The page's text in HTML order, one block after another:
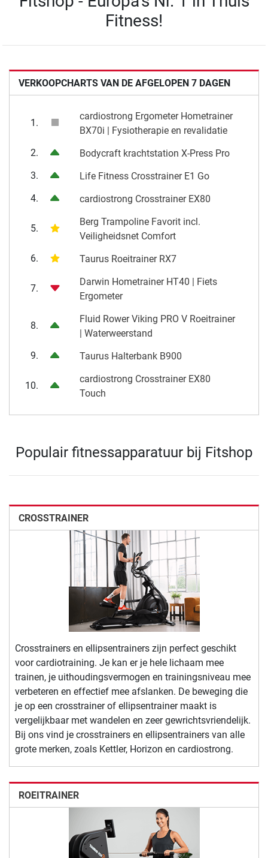
Fitness!
VERKOOPCHARTS VAN DE AFGELOPEN 7 DAGEN
1.
cardiostrong Ergometer Hometrainer
BX70i | Fysiotherapie en revalidatie
2.
Bodycraft krachtstation X-Press Pro
3.
Life Fitness Crosstrainer E1 Go
4.
cardiostrong Crosstrainer EX80
5.
Berg Trampoline Favorit incl.
Veiligheidsnet Comfort
6.
Taurus Roeitrainer RX7
7.
Darwin Hometrainer HT40 | Fiets
Ergometer
8.
Fluid Rower Viking PRO V Roeitrainer
| Waterweerstand
9.
Taurus Halterbank B900
10.
cardiostrong Crosstrainer EX80
Touch
Populair fitnessapparatuur bij Fitshop
CROSSTRAINER
Crosstrainers en ellipsentrainers zijn perfect geschikt
voor cardiotraining. Je kan er je hele lichaam mee
trainen, je uithoudingsvermogen en trainingsniveau mee
verbeteren en effectief mee afslanken. De beweging die
je op een crosstrainer of ellipsentrainer maakt is
vergelijkbaar met wandelen en zeer gewrichtsvriendelijk.
Bij ons vind je crosstrainers en ellipsentrainers van alle
grote merken, zoals Kettler, Horizon en cardiostrong.
ROEITRAINER